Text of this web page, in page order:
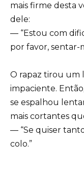
mais firme desta
dele:
— “Estou com
por favor, sentar-
O rapaz tirou um
impaciente.
se espalhou
mais cortantes
— “Se quiser
colo.”